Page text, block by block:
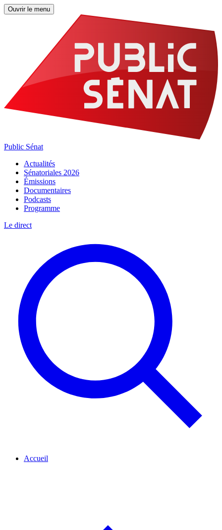
Ouvrir le menu
Public Sénat
Actualités
Sénatoriales 2026
Émissions
Documentaires
Podcasts
Programme
Le direct
Accueil